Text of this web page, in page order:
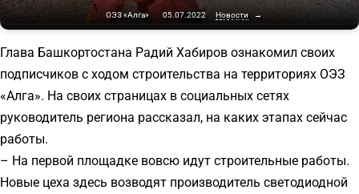
ОЭЗ «Алга» 05.07.2022 Новости →
Глава Башкортостана Радий Хабиров ознакомил своих
подписчиков с ходом строительства на территориях ОЭЗ
«Алга». На своих страницах в социальных сетях
руководитель региона рассказал, на каких этапах сейчас
работы.
– На первой площадке вовсю идут строительные работы.
Новые цеха здесь возводят производитель светодиодной